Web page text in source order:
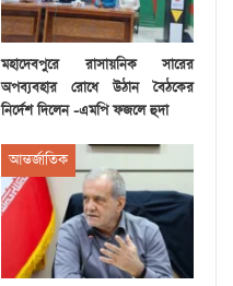
মহাদেবপুরে রাসায়নিক সারের
অপব্যবহার রোধে উঠান বৈঠকের
নির্দেশ দিলেন -এমপি ফজলে হুদা
আন্তর্জাতিক